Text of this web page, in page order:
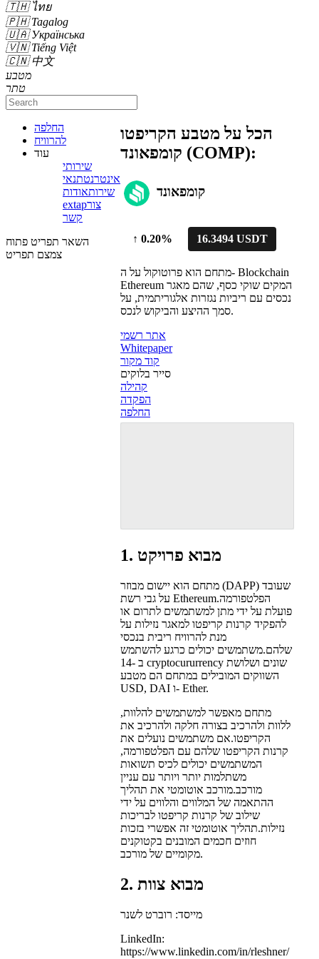
🇹🇭 ไทย
🇵🇭 Tagalog
🇺🇦 Українська
🇻🇳 Tiếng Việt
🇨🇳 中文
מטבע
טתר
החלפה
להרוויח
עוד
שירותי
אינטרנטתנאי
שירותאודות
extapצור
קשר
השאר תפריט פתוח
צמצם תפריט
הכל על מטבע הקריפטו
קומפאונד (COMP):
קומפאונד
↑ 0.20% 16.3494 USDT
מתחם הוא פרוטוקול על ה- Blockchain
Ethereum המקים שוקי כסף, שהם מאגר
נכסים עם ריביות נגזרות אלגוריתמית, על
סמך ההיצע והביקוש לנכס.
אתר רשמי
Whitepaper
קוד מקור
סייר בלוקים
קהילה
הפקדה
החלפה
1. מבוא פרויקט
מתחם הוא יישום מבוזר (DAPP) שעובד
על גבי רשת Ethereum.הפלטפורמה
פועלת על ידי מתן למשתמשים לתרום או
להפקיד קרנות קריפטו למאגר נזילות על
מנת להרוויח ריבית בנכסי
שלהם.משתמשים יכולים כרגע להשתמש
ב -14 cryptocururrency שונים ושלושת
השווקים המובילים במתחם הם מטבע
USD, DAI ו- Ether.
מתחם מאפשר למשתמשים להלוות,
ללוות ולהרכיב בצורה חלקה ולהרכיב את
הקריפטו.אם משתמשים נועלים את
קרנות הקריפטו שלהם עם הפלטפורמה,
המשתמשים יכולים לכיס תשואות
משתלמות יותר ויותר עם עניין
מורכב.מורכב אוטומטי את תהליך
ההתאמה של המלווים והלווים על ידי
שילוב של קרנות קריפטו לבריכות
נזילות.תהליך אוטומטי זה אפשרי בזכות
חוזים חכמים המובנים בקטוקנים
מקומיים של מורכב.
2. מבוא צוות
מייסד: רוברט לשנר
LinkedIn:
https://www.linkedin.com/in/rleshner/